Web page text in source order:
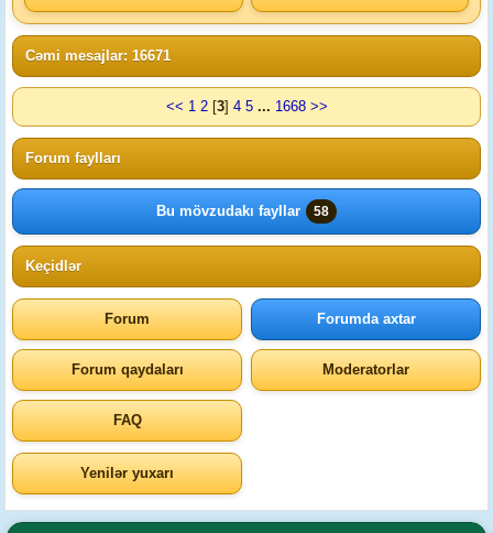
Cəmi mesajlar: 16671
<< 1 2[3] 4 5 ... 1668 >>
Forum faylları
Bu mövzudakı fayllar 58
Keçidlər
Forum Forumda axtar
Forum qaydaları Moderatorlar
FAQ
Yenilər yuxarı